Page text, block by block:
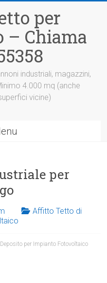
per
– Chiama
industriali, magazzini,
4.000 mq (anche
vicine)
per
Affitto Tetto di
per Impianto Fotovoltaico